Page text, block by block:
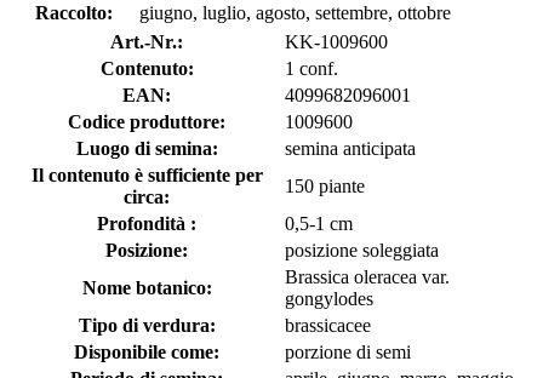
Raccolto:
giugno, luglio, agosto, settembre, ottobre
Art.-Nr.:
KK-1009600
Contenuto:
1 conf.
EAN:
4099682096001
Codice produttore:
1009600
Luogo di semina:
semina anticipata
Il contenuto è sufficiente per
circa:
150 piante
Profondità :
0,5-1 cm
Posizione:
posizione soleggiata
Nome botanico:
Brassica oleracea var.
gongylodes
Tipo di verdura:
brassicacee
Disponibile come:
porzione di semi